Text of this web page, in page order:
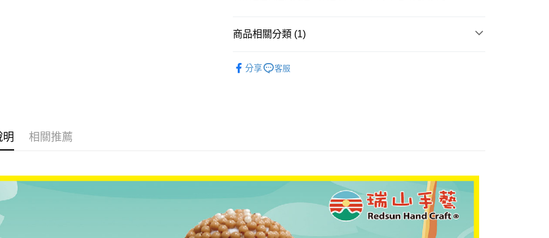
運送方式
每筆NT$60，滿NT$1,500(含以上)免運費
每筆NT$60，滿NT$1,500(含以上)免運費
宅配 新竹物流
每筆NT$130，滿NT$2,000(含以上)免運費
商品相關分類 (1)
分享
客服
明 相關推薦